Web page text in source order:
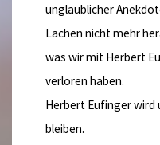
unglaublicher
Lachen nicht mehr
was wir mit Herbert
verloren haben.
Herbert Eufinger wird
bleiben.